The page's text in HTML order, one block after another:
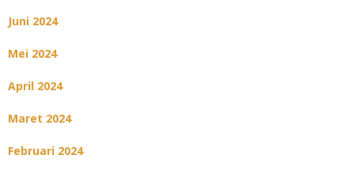
Juni 2024
Mei 2024
April 2024
Maret 2024
Februari 2024